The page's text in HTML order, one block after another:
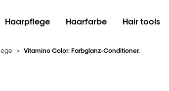
Haarpflege
Haarfarbe Hair tools
> Vitamino Color: Farbglanz-Conditioner.